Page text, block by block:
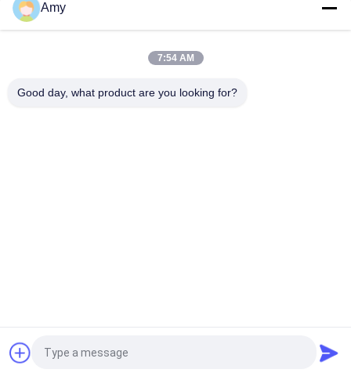
50mm x 2.65mm Ring Shank Plastic Cap Roofing annulaire
cloue la catégorie A4 d'acier inoxydable
Clous principaux en plastique d'OEM 65mm, en dehors de
Demandez un devis
Amy
7:54 AM
Good day, what product are you looking for?